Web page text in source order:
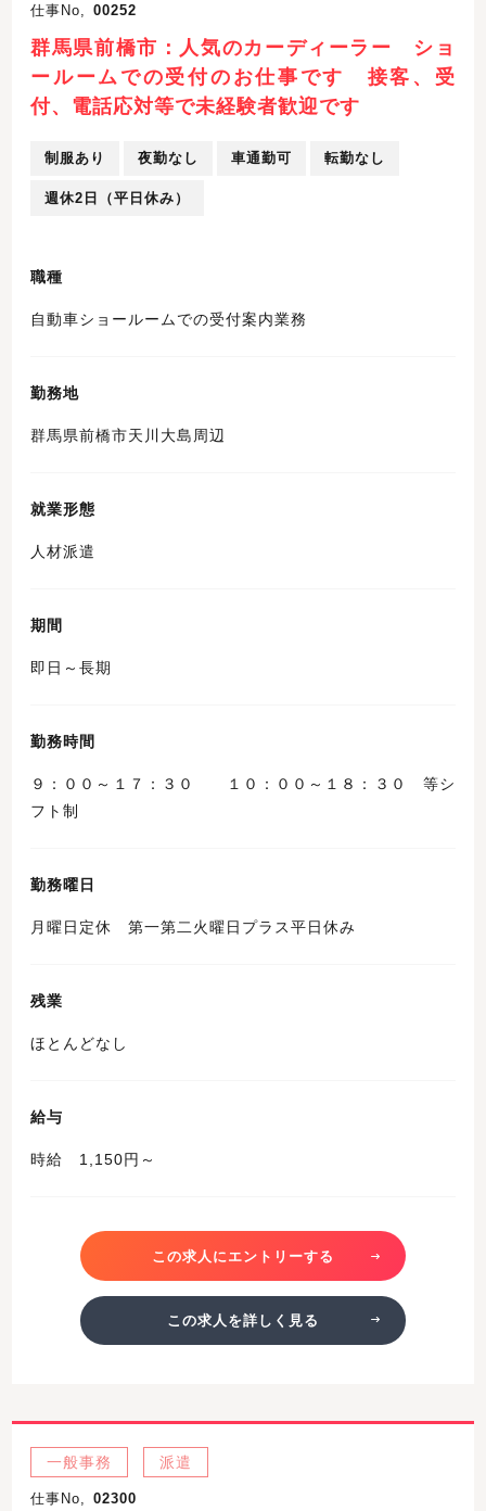
仕事No, 00252
群馬県前橋市：人気のカーディーラー ショ
ールームでの受付のお仕事です 接客、受
付、電話応対等で未経験者歓迎です
制服あり 夜勤なし 車通勤可 転勤なし
週休2日（平日休み）
職種
自動車ショールームでの受付案内業務
勤務地
群馬県前橋市天川大島周辺
就業形態
人材派遣
期間
即日～長期
勤務時間
９：００～１７：３０ １０：００～１８：３０ 等シ
フト制
勤務曜日
月曜日定休 第一第二火曜日プラス平日休み
残業
ほとんどなし
給与
時給 1,150円～
この求人にエントリーする
この求人を詳しく見る
一般事務 派遣
仕事No, 02300